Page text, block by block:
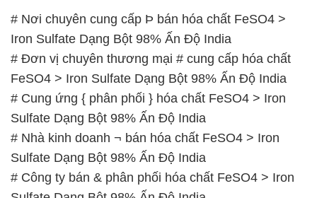
# Cung ứng { phân phối } hóa chất FeSO4 > Iron
Sulfate Dạng Bột 98% Ấn Độ India
# Nhà kinh doanh ¬ bán hóa chất FeSO4 > Iron
Sulfate Dạng Bột 98% Ấn Độ India
# Công ty bán & phân phối hóa chất FeSO4 > Iron
Sulfate Dạng Bột 98% Ấn Độ India
# Nhà kinh doanh » cung cấp hóa chất FeSO4 >
Iron Sulfate Dạng Bột 98% Ấn Độ India
# Cty cung cấp π phân phối hóa chất FeSO4 > Iron
Sulfate Dạng Bột 98% Ấn Độ India